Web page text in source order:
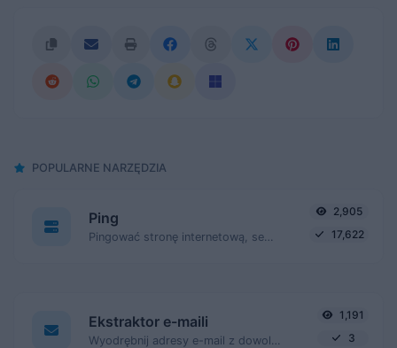
POPULARNE NARZĘDZIA
Ping
Pingować stronę internetową, serwer lub port.
2,905
17,622
Ekstraktor e-maili
Wyodrębnij adresy e-mail z dowolnej treści tekstowej.
1,191
3